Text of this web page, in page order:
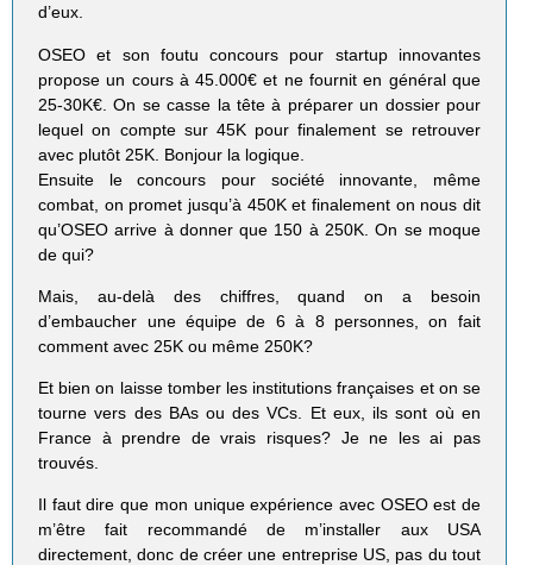
d’eux.
OSEO et son foutu concours pour startup innovantes
propose un cours à 45.000€ et ne fournit en général que
25-30K€. On se casse la tête à préparer un dossier pour
lequel on compte sur 45K pour finalement se retrouver
avec plutôt 25K. Bonjour la logique.
Ensuite le concours pour société innovante, même
combat, on promet jusqu’à 450K et finalement on nous dit
qu’OSEO arrive à donner que 150 à 250K. On se moque
de qui?
Mais, au-delà des chiffres, quand on a besoin
d’embaucher une équipe de 6 à 8 personnes, on fait
comment avec 25K ou même 250K?
Et bien on laisse tomber les institutions françaises et on se
tourne vers des BAs ou des VCs. Et eux, ils sont où en
France à prendre de vrais risques? Je ne les ai pas
trouvés.
Il faut dire que mon unique expérience avec OSEO est de
m’être fait recommandé de m’installer aux USA
directement, donc de créer une entreprise US, pas du tout